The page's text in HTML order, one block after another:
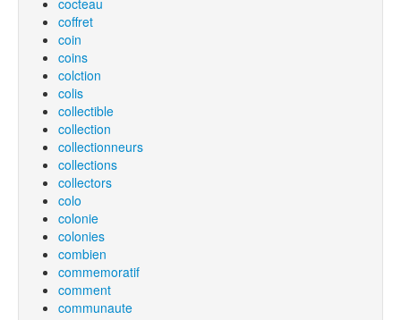
cocteau
coffret
coin
coins
colction
colis
collectible
collection
collectionneurs
collections
collectors
colo
colonie
colonies
combien
commemoratif
comment
communaute